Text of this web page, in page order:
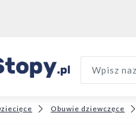
Wpisz
Obuwie dziewczęce